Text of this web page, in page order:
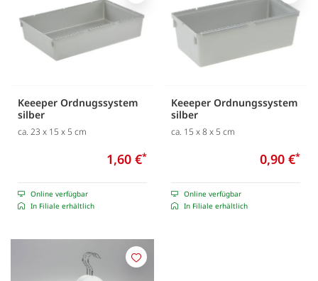
Keeeper Ordnugssystem
silber
ca. 23 x 15 x 5 cm
1,60 €*
Online verfügbar
In Filiale erhältlich
Keeeper Ordnungssystem
silber
ca. 15 x 8 x 5 cm
0,90 €*
Online verfügbar
In Filiale erhältlich
Merken